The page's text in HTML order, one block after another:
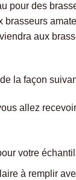
pour des
brasseurs
aux
la façon
allez
votre
à remplir